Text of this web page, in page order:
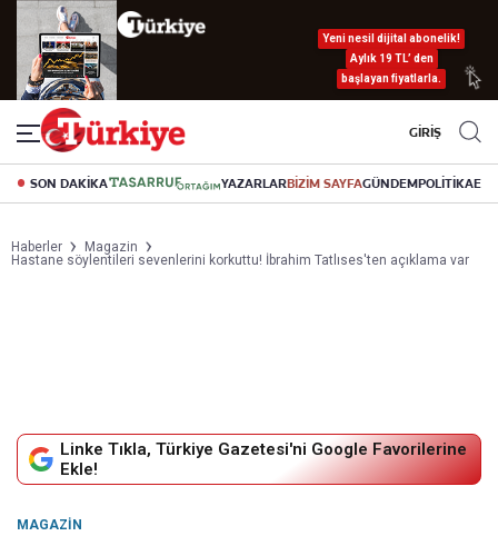
Yeni nesil dijital abonelik!
Aylık 19 TL’ den
başlayan fiyatlarla.
GİRİŞ
SON DAKİKA YAZARLARBİZİM SAYFAGÜNDEMPOLİTİKA
Haberler
Magazin
Hastane söylentileri sevenlerini korkuttu! İbrahim Tatlıses'ten açıklama var
Linke Tıkla, Türkiye Gazetesi'ni Google Favorilerine
Ekle!
MAGAZIN